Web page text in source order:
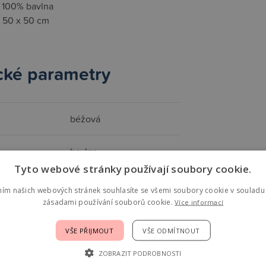
bavlna
50 x 50 cm
parametry
béžová
bavlna
Petú Petú
pocházející z Dánska, přináší sofistikovaný životní styl
Tyto webové stránky používají soubory cookie.
našich webových stránek souhlasíte se všemi soubory cookie v souladu
zásadami používání souborů cookie.Více informací
VŠE PŘIJMOUT VŠE ODMÍTNOUT
ZOBRAZIT PODROBNOSTI